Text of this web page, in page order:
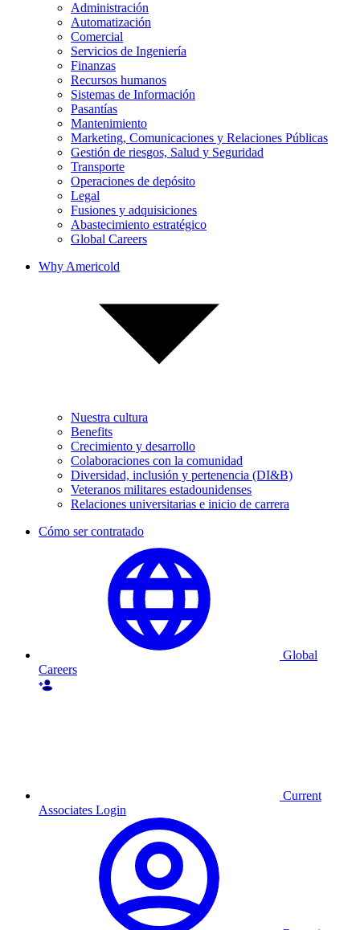
Administración
Automatización
Comercial
Servicios de Ingeniería
Finanzas
Recursos humanos
Sistemas de Información
Pasantías
Mantenimiento
Marketing, Comunicaciones y Relaciones Públicas
Gestión de riesgos, Salud y Seguridad
Transporte
Operaciones de depósito
Legal
Fusiones y adquisiciones
Abastecimiento estratégico
Global Careers
Why Americold
Nuestra cultura
Benefits
Crecimiento y desarrollo
Colaboraciones con la comunidad
Diversidad, inclusión y pertenencia (DI&B)
Veteranos militares estadounidenses
Relaciones universitarias e inicio de carrera
Cómo ser contratado
Global
Careers
Current
Associates Login